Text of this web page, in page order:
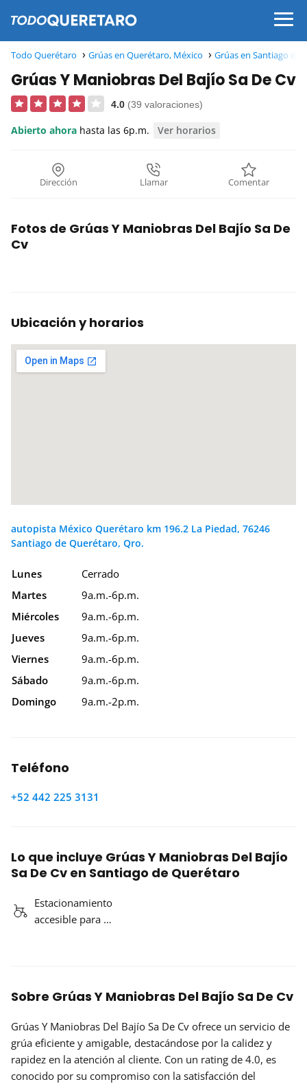
Todo Querétaro Grúas en Querétaro, México Grúas en Santiago de
Grúas Y Maniobras Del Bajío Sa De Cv
4.0 (39 valoraciones)
Abierto ahora hasta las 6p.m. Ver horarios
Dirección Llamar Comentar
Fotos de Grúas Y Maniobras Del Bajío Sa De
Cv
Ubicación y horarios
autopista México Querétaro km 196.2 La Piedad, 76246
Santiago de Querétaro, Qro.
Lunes
Cerrado
Martes
9a.m.-6p.m.
Miércoles
9a.m.-6p.m.
Jueves
9a.m.-6p.m.
Viernes
9a.m.-6p.m.
Sábado
9a.m.-6p.m.
Domingo
9a.m.-2p.m.
Teléfono
+52 442 225 3131
Lo que incluye Grúas Y Maniobras Del Bajío
Sa De Cv en Santiago de Querétaro
Estacionamiento
accesible para …
Sobre Grúas Y Maniobras Del Bajío Sa De Cv
Grúas Y Maniobras Del Bajío Sa De Cv ofrece un servicio de
grúa eficiente y amigable, destacándose por la calidez y
rapidez en la atención al cliente. Con un rating de 4.0, es
conocido por su compromiso con la satisfacción del